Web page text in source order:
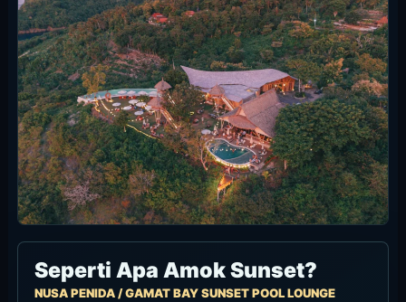
Seperti Apa Amok Sunset?
NUSA PENIDA / GAMAT BAY SUNSET POOL LOUNGE